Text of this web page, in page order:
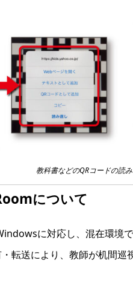
教科書などのQRコードの読
について
に対応し、混在環境
転送により、教師が机間